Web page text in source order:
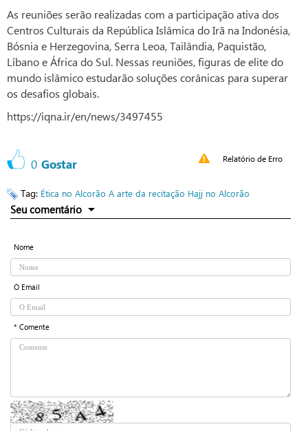
As reuniões serão realizadas com a participação ativa dos
Centros Culturais da República Islâmica do Irã na Indonésia,
Bósnia e Herzegovina, Serra Leoa, Tailândia, Paquistão,
Líbano e África do Sul. Nessas reuniões, figuras de elite do
mundo islâmico estudarão soluções corânicas para superar
os desafios globais.
https://iqna.ir/en/news/3497455
0 Gostar Relatório de Erro
Tag: Ética no Alcorão A arte da recitação Hajj no Alcorão
Seu comentário
Nome
O Email
* Comente